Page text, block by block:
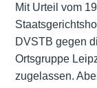
Mit Urteil vom
DVSTB gegen
Ortsgruppe
zugelassen.